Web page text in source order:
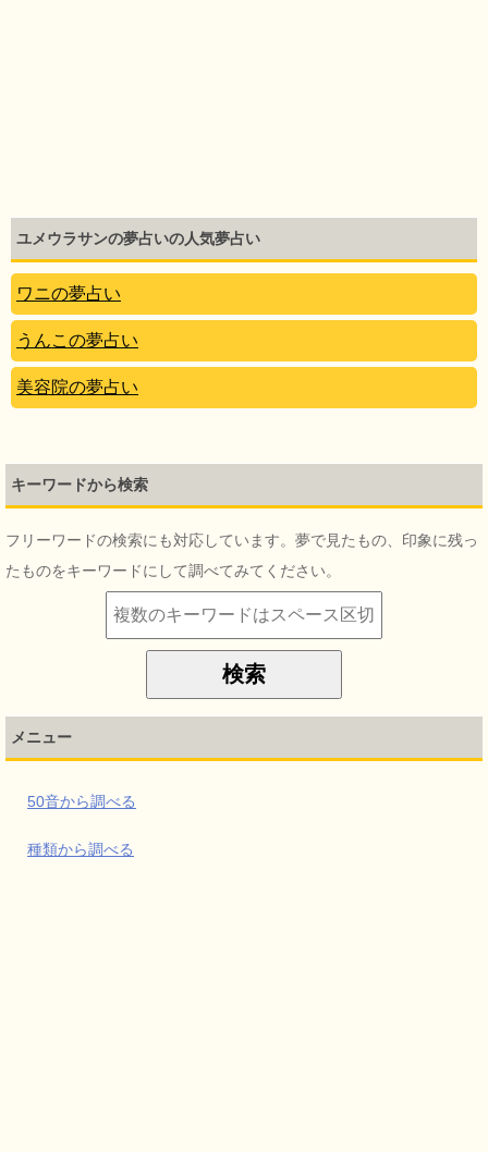
ユメウラサンの夢占いの人気夢占い
ワニの夢占い
うんこの夢占い
美容院の夢占い
キーワードから検索
フリーワードの検索にも対応しています。夢で見たもの、印象に残っ
たものをキーワードにして調べてみてください。
メニュー
50音から調べる
種類から調べる